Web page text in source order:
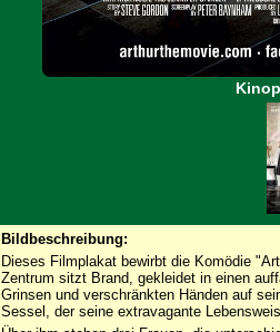
Bildbeschreibung:
Dieses Filmplakat bewirbt die Komödie
Zentrum sitzt Brand, gekleidet in einen
Grinsen und verschränkten Händen auf
Sessel, der seine extravagante